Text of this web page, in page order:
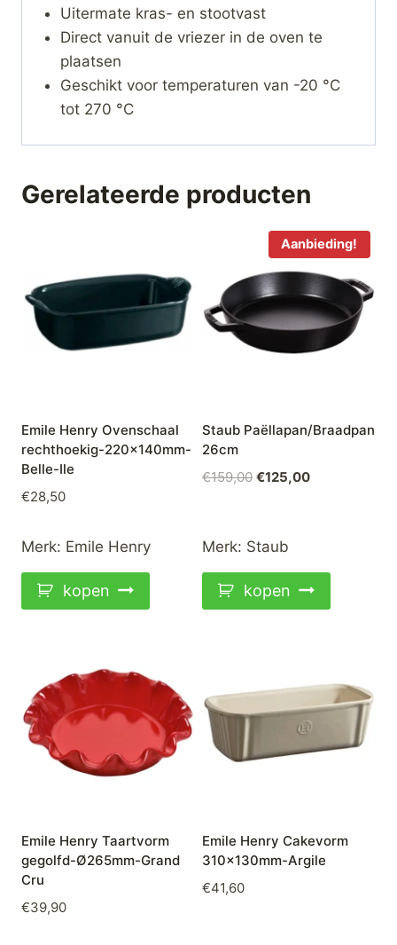
Uitermate kras- en stootvast
Direct vanuit de vriezer in de oven te
plaatsen
Geschikt voor temperaturen van -20 °C
tot 270 °C
Gerelateerde producten
Emile Henry Ovenschaal
rechthoekig-220x140mm-
Belle-Ile
€28,50
Merk: Emile Henry
kopen
Aanbieding!
Staub Paëllapan/Braadpan
26cm
€159,00 Oorspronkelijke
€159,00.
€125,00Huidige
Merk: Staub
kopen
Emile Henry Taartvorm
gegolfd-Ø265mm-Grand
Cru
€39,90
Emile Henry Cakevorm
310x130mm-Argile
€41,60